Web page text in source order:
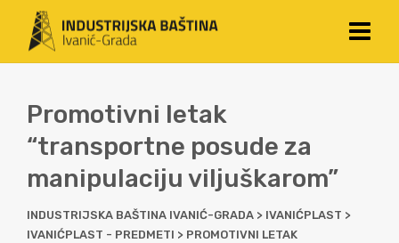
Promotivni letak
“transportne posude za
manipulaciju viljuškarom”
INDUSTRIJSKA BAŠTINA IVANIĆ-GRADA > IVANIĆPLAST >
IVANIĆPLAST - PREDMETI > PROMOTIVNI LETAK